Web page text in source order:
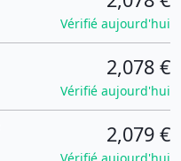
Vérifié aujourd'hui
2,078 €
Vérifié aujourd'hui
2,079 €